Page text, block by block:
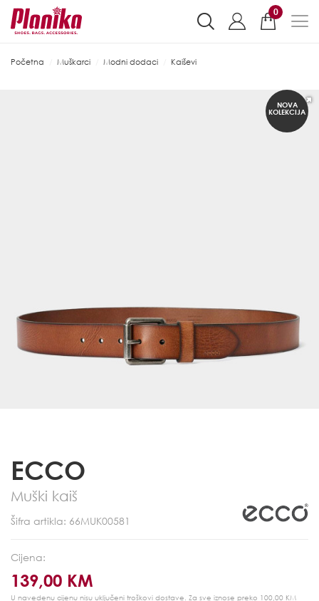
0
Početna Muškarci Modni dodaci Kaiševi
NOVA
KOLEKCIJA
ECCO
Muški kaiš
Šifra artikla: 66MUK00581
Cijena:
139,00 KM
U navedenu cijenu nisu uključeni troškovi dostave. Za sve iznose preko 100,00 KM